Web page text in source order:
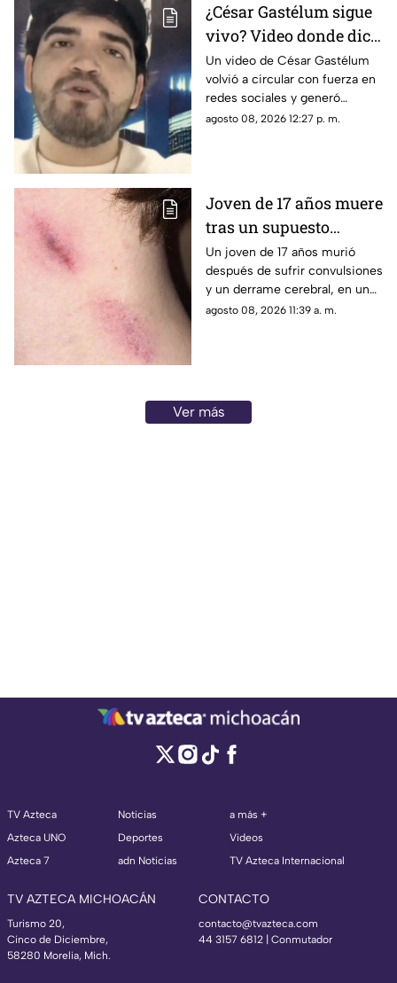
registro negativo del Buró de
Crédito?
¿César Gastélum sigue
vivo? Video donde dice
“todo fue una broma”
vuelve a hacerse viral
Un video de César Gastélum
volvió a circular con fuerza en
redes sociales y generó
confusión entre usuarios que
asegura que “todo fue una
broma”, además de ofrecer
disculpas a quienes se
preocuparon por una situación
que, según explica, se salió de
control.
agosto 08, 2026 12:27 p. m.
Joven de 17 años muere
tras un supuesto
“chupetón en México
Un joven de 17 años murió
después de sufrir convulsiones
y un derrame cerebral, en un
caso que ha generado
desenlace.
agosto 08, 2026 11:39 a. m.
Ver más
TV Azteca
Azteca UNO
Azteca 7
Noticias
Deportes
adn Noticias
a más +
Videos
TV Azteca Internacional
TV AZTECA MICHOACÁN
Turismo 20,
Cinco de Diciembre,
58280 Morelia, Mich.
CONTACTO
contacto@tvazteca.com
44 3157 6812 | Conmutador